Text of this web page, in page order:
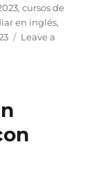
,cursos de
en inglés,
Leave a